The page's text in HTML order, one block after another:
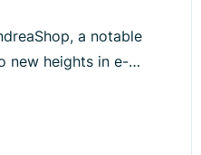
a notable
new heights in e-